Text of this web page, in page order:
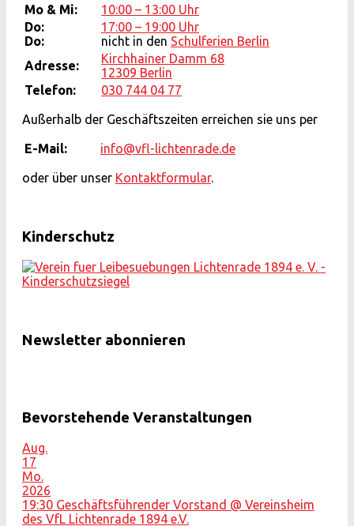
Mo & Mi:
10:00 – 13:00 Uhr
Do:
Do:
17:00 – 19:00 Uhr
nicht in den Schulferien Berlin
Adresse:
Kirchhainer Damm 68
12309 Berlin
Telefon:
030 744 04 77
Außerhalb der Geschäftszeiten erreichen sie uns per
E-Mail: info@vfl-lichtenrade.de
oder über unser Kontaktformular.
Kinderschutz
Newsletter abonnieren
Bevorstehende Veranstaltungen
Aug.
17
Mo.
2026
19:30 Geschäftsführender Vorstand @ Vereinsheim
des VfL Lichtenrade 1894 e.V.